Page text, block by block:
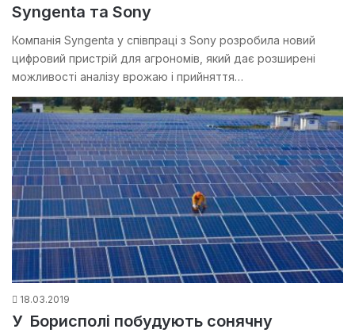
Syngenta та Sony
Компанія Syngenta у співпраці з Sony розробила новий
цифровий пристрій для агрономів, який дає розширені
можливості аналізу врожаю і прийняття…
18.03.2019
У Борисполі побудують сонячну